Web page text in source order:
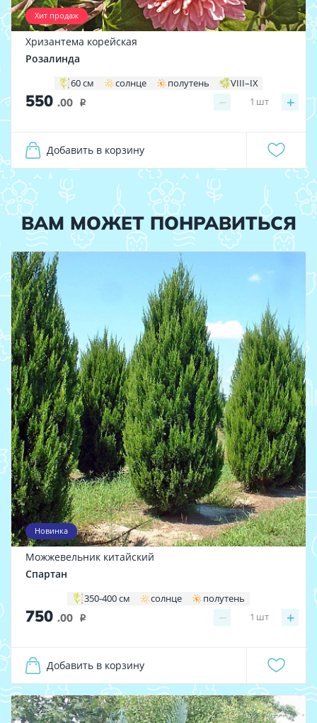
Хит продаж
Хризантема корейская
Розалинда
60 см солнце полутень VIII–IX
550 .00 i − +
1 шт
Добавить в корзину
ВАМ МОЖЕТ ПОНРАВИТЬСЯ
Новинка
Можжевельник китайский
Спартан
350-400 см солнце полутень
750 .00 i − +
1 шт
Добавить в корзину